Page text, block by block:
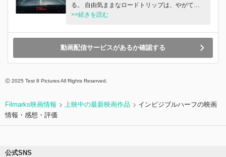
る。 自由気ままなロードトリップは、やがて逃
げ場のない悪夢へと変わっていく――。
>>続きを読む
動画配信サービスがあるか確認する
Ⓒ 2025 Test 8 Pictures All Rights Reserved.
Filmarks映画情報 上映中の最新映画作品
インビジブルハーフの映画
情報・感想・評価
公式SNS